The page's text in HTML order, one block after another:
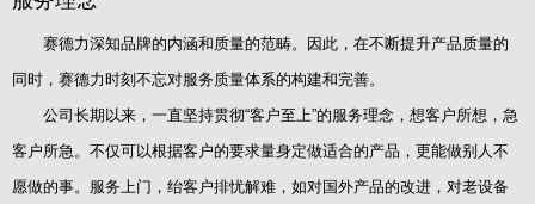
赛德力深知品牌的内涵和质量的范畴。因此，在不断提升产品质量的
同时，赛德力时刻不忘对服务质量体系的构建和完善。
公司长期以来，一直坚持贯彻“客户至上”的服务理念，想客户所想，急
客户所急。不仅可以根据客户的要求量身定做适合的产品，更能做别人不
愿做的事。服务上门，绐客户排忧解难，如对国外产品的改进，对老设备